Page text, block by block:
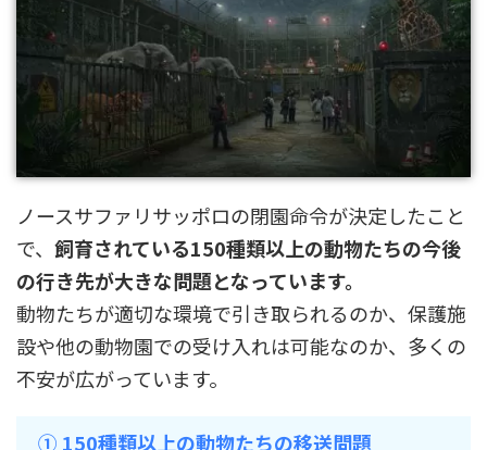
ノースサファリサッポロの閉園命令が決定したこと
で、 飼育されている150種類以上の動物たちの今後
の行き先が大きな問題となっています。
動物たちが適切な環境で引き取られるのか、保護施
設や他の動物園での受け入れは可能なのか、多くの
不安が広がっています。
① 150種類以上の動物たちの移送問題